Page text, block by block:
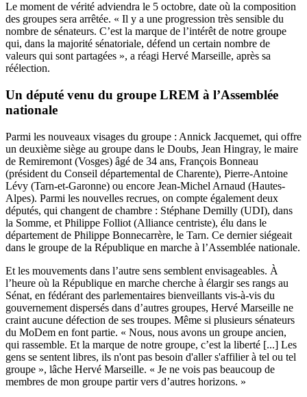
Le moment de vérité adviendra le 5 octobre, date où la composition
des groupes sera arrêtée. « Il y a une progression très sensible du
nombre de sénateurs. C’est la marque de l’intérêt de notre groupe
qui, dans la majorité sénatoriale, défend un certain nombre de
valeurs qui sont partagées », a réagi Hervé Marseille, après sa
réélection.
Un député venu du groupe LREM à l’Assemblée
nationale
Parmi les nouveaux visages du groupe : Annick Jacquemet, qui offre
un deuxième siège au groupe dans le Doubs, Jean Hingray, le maire
de Remiremont (Vosges) âgé de 34 ans, François Bonneau
(président du Conseil départemental de Charente), Pierre-Antoine
Lévy (Tarn-et-Garonne) ou encore Jean-Michel Arnaud (Hautes-
Alpes). Parmi les nouvelles recrues, on compte également deux
députés, qui changent de chambre : Stéphane Demilly (UDI), dans
la Somme, et Philippe Folliot (Alliance centriste), élu dans le
département de Philippe Bonnecarrère, le Tarn. Ce dernier siégeait
dans le groupe de la République en marche à l’Assemblée nationale.
Et les mouvements dans l’autre sens semblent envisageables. À
l’heure où la République en marche cherche à élargir ses rangs au
Sénat, en fédérant des parlementaires bienveillants vis-à-vis du
gouvernement dispersés dans d’autres groupes, Hervé Marseille ne
craint aucune défection de ses troupes. Même si plusieurs sénateurs
du MoDem en font partie. « Nous, nous avons un groupe ancien,
qui rassemble. Et la marque de notre groupe, c’est la liberté [...] Les
gens se sentent libres, ils n'ont pas besoin d'aller s'affilier à tel ou tel
groupe », lâche Hervé Marseille. « Je ne vois pas beaucoup de
membres de mon groupe partir vers d’autres horizons. »